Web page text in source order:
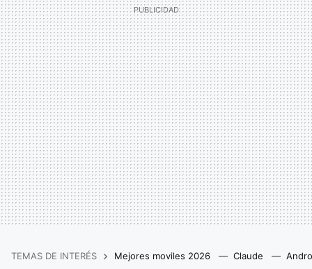
TEMAS DE INTERÉS Mejores moviles 2026 Claude